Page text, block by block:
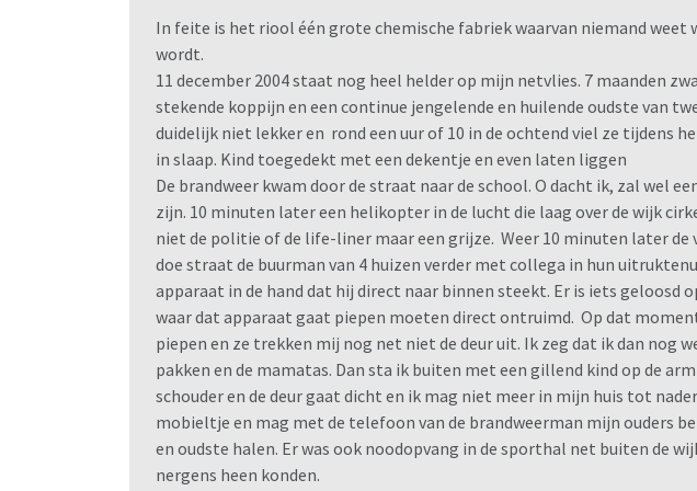
In feite is het riool één grote chemische fabriek waarvan niemand weet
wordt.
11 december 2004 staat nog heel helder op mijn netvlies. 7 maanden
stekende koppijn en een continue jengelende en huilende oudste van
duidelijk niet lekker en rond een uur of 10 in de ochtend viel ze tijdens
in slaap. Kind toegedekt met een dekentje en even laten liggen
De brandweer kwam door de straat naar de school. O dacht ik, zal wel
zijn. 10 minuten later een helikopter in de lucht die laag over de wijk
niet de politie of de life-liner maar een grijze. Weer 10 minuten later de
doe straat de buurman van 4 huizen verder met collega in hun
apparaat in de hand dat hij direct naar binnen steekt. Er is iets geloosd
waar dat apparaat gaat piepen moeten direct ontruimd. Op dat
piepen en ze trekken mij nog net niet de deur uit. Ik zeg dat ik dan nog
pakken en de mamatas. Dan sta ik buiten met een gillend kind op de
schouder en de deur gaat dicht en ik mag niet meer in mijn huis tot
mobieltje en mag met de telefoon van de brandweerman mijn ouders
en oudste halen. Er was ook noodopvang in de sporthal net buiten de
nergens heen konden.